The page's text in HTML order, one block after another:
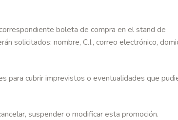
boleta de compra en el stand de
solicitados: nombre, C.I., correo electrónico,
para cubrir imprevistos o eventualidades que
suspender o modificar esta promoción.